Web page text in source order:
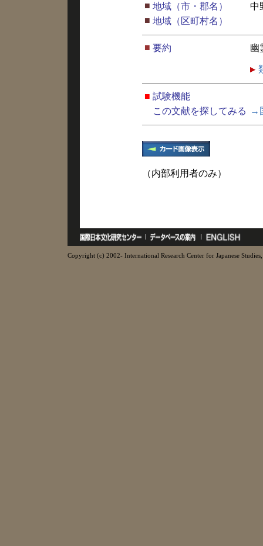
■ 地域（市・郡名）
中
■ 地域（区町村名）
■ 要約 幽
■ 試験機能
この文献を探してみる
→
（内部利用者のみ）
Copyright (c) 2002- International Research Center for Japanese